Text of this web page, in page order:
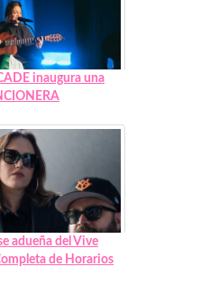
inaugura una
adueña del Vive
de Horarios